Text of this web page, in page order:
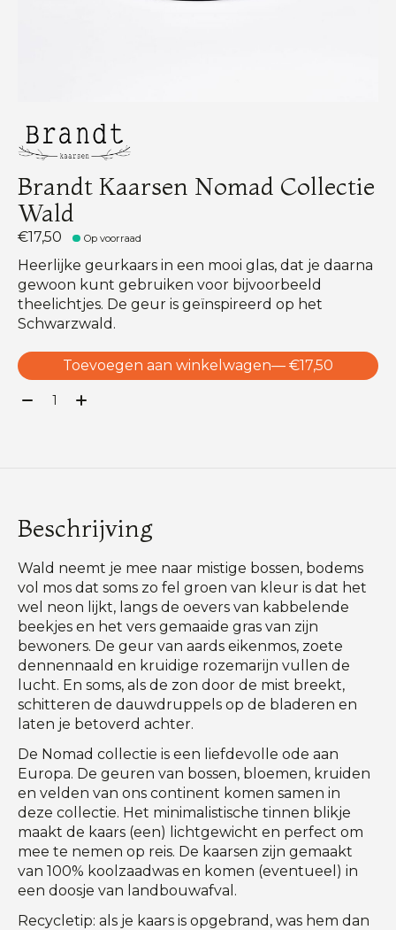
Brandt Kaarsen Nomad Collectie
Wald
€17,50 Op voorraad
Heerlijke geurkaars in een mooi glas, dat je daarna
gewoon kunt gebruiken voor bijvoorbeeld
theelichtjes. De geur is geïnspireerd op het
Schwarzwald.
Toevoegen aan winkelwagen
— €17,50
Aantal:
Beschrijving
Wald neemt je mee naar mistige bossen, bodems
vol mos dat soms zo fel groen van kleur is dat het
wel neon lijkt, langs de oevers van kabbelende
beekjes en het vers gemaaide gras van zijn
bewoners. De geur van aards eikenmos, zoete
dennennaald en kruidige rozemarijn vullen de
lucht. En soms, als de zon door de mist breekt,
schitteren de dauwdruppels op de bladeren en
laten je betoverd achter.
De Nomad collectie is een liefdevolle ode aan
Europa. De geuren van bossen, bloemen, kruiden
en velden van ons continent komen samen in
deze collectie. Het minimalistische tinnen blikje
maakt de kaars (een) lichtgewicht en perfect om
mee te nemen op reis. De kaarsen zijn gemaakt
van 100% koolzaadwas en komen (eventueel) in
een doosje van landbouwafval.
Recycletip: als je kaars is opgebrand, was hem dan